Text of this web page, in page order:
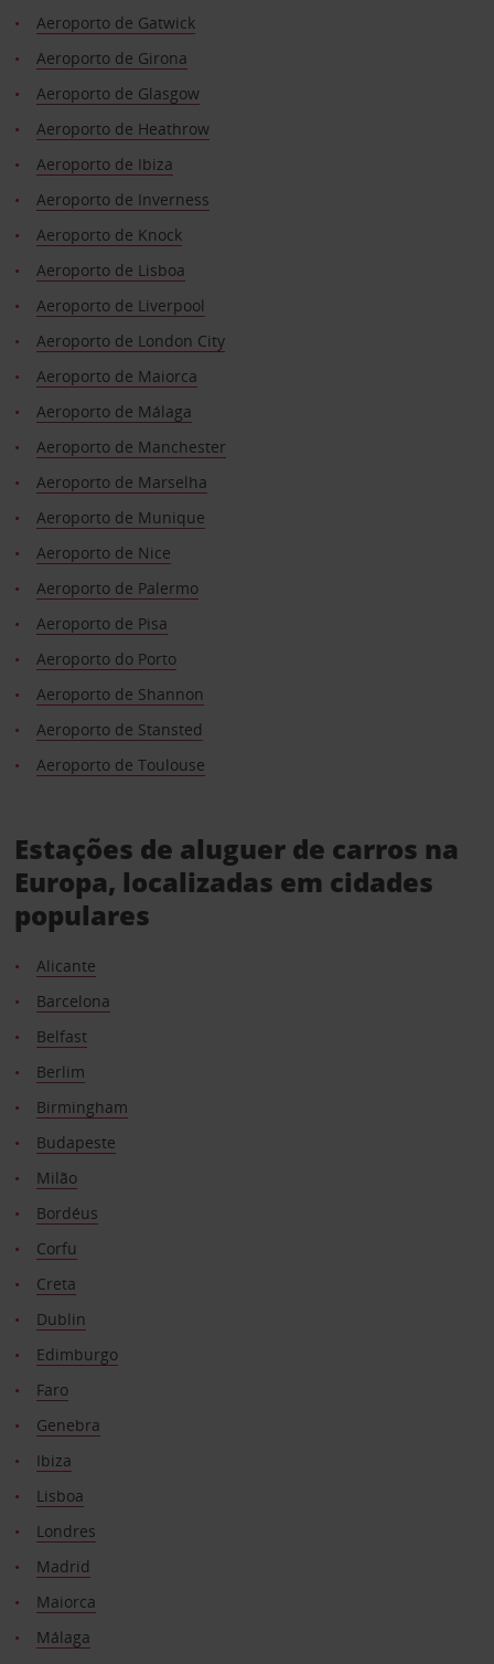
Aeroporto de Gatwick
Aeroporto de Girona
Aeroporto de Glasgow
Aeroporto de Heathrow
Aeroporto de Ibiza
Aeroporto de Inverness
Aeroporto de Knock
Aeroporto de Lisboa
Aeroporto de Liverpool
Aeroporto de London City
Aeroporto de Maiorca
Aeroporto de Málaga
Aeroporto de Manchester
Aeroporto de Marselha
Aeroporto de Munique
Aeroporto de Nice
Aeroporto de Palermo
Aeroporto de Pisa
Aeroporto do Porto
Aeroporto de Shannon
Aeroporto de Stansted
Aeroporto de Toulouse
Estações de aluguer de carros na
Europa, localizadas em cidades
populares
Alicante
Barcelona
Belfast
Berlim
Birmingham
Budapeste
Milão
Bordéus
Corfu
Creta
Dublin
Edimburgo
Faro
Genebra
Ibiza
Lisboa
Londres
Madrid
Maiorca
Málaga